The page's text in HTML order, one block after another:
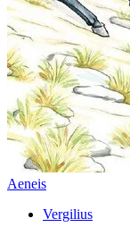
Aeneis
Vergilius